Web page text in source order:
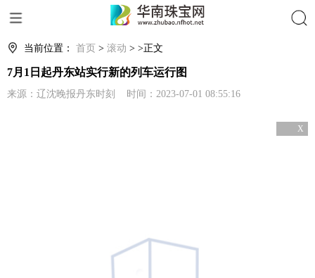
当前位置： 首页 > 滚动 > >正文
7月1日起丹东站实行新的列车运行图
来源：辽沈晚报丹东时刻 时间：2023-07-01 08:55:16
X